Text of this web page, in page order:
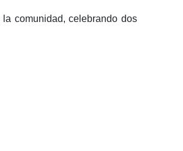
comunidad, celebrando dos